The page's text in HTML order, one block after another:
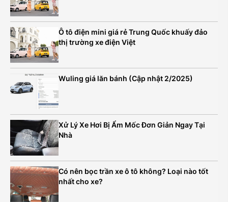
Ô tô điện mini giá rẻ Trung Quốc khuấy đảo
thị trường xe điện Việt
Wuling giá lăn bánh (Cập nhật 2/2025)
Xử Lý Xe Hơi Bị Ẩm Mốc Đơn Giản Ngay Tại
Nhà
Có nên bọc trần xe ô tô không? Loại nào tốt
nhất cho xe?